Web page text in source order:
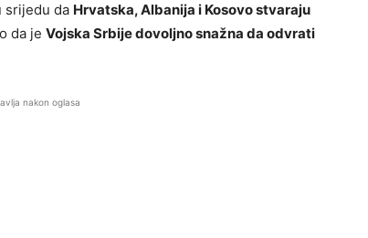
srijedu da Hrvatska, Albanija i Kosovo stvaraju
da je Vojska Srbije dovoljno snažna da odvrati
nakon oglasa